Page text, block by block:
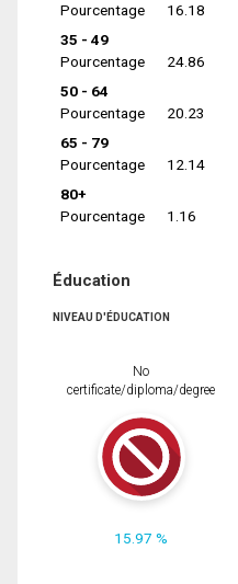
Pourcentage
16.18
35 - 49
Pourcentage
24.86
50 - 64
Pourcentage
20.23
65 - 79
Pourcentage
12.14
80+
Pourcentage
1.16
Éducation
NIVEAU D'ÉDUCATION
No
certificate/diploma/degree
15.97 %